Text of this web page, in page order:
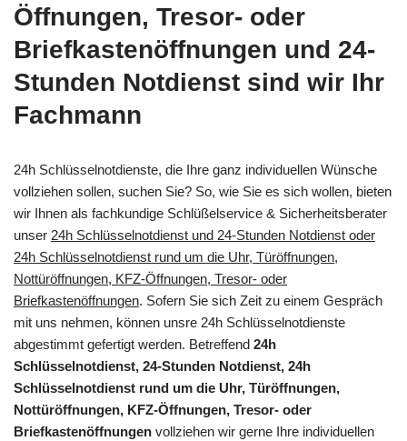
Öffnungen, Tresor- oder
Briefkastenöffnungen und 24-
Stunden Notdienst sind wir Ihr
Fachmann
24h Schlüsselnotdienste, die Ihre ganz individuellen Wünsche
vollziehen sollen, suchen Sie? So, wie Sie es sich wollen, bieten
wir Ihnen als fachkundige Schlüßelservice & Sicherheitsberater
unser 24h Schlüsselnotdienst und 24-Stunden Notdienst oder
24h Schlüsselnotdienst rund um die Uhr, Türöffnungen,
Nottüröffnungen, KFZ-Öffnungen, Tresor- oder
Briefkastenöffnungen. Sofern Sie sich Zeit zu einem Gespräch
mit uns nehmen, können unsre 24h Schlüsselnotdienste
abgestimmt gefertigt werden. Betreffend 24h
Schlüsselnotdienst, 24-Stunden Notdienst, 24h
Schlüsselnotdienst rund um die Uhr, Türöffnungen,
Nottüröffnungen, KFZ-Öffnungen, Tresor- oder
Briefkastenöffnungen vollziehen wir gerne Ihre individuellen